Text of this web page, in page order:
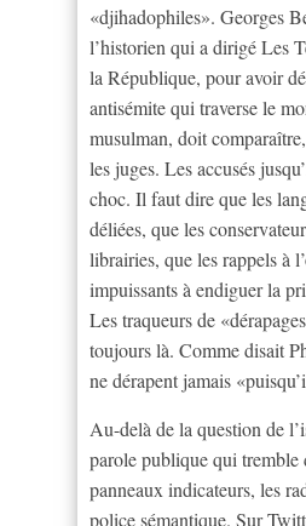
«djihadophiles». Georges
l’historien qui a dirigé Les
la République, pour avoir
antisémite qui traverse le
musulman, doit
les juges. Les accusés
choc. Il faut dire que les
déliées, que les
librairies, que les rappels à
impuissants à endiguer la
Les traqueurs de
toujours là. Comme disait
ne dérapent jamais
Au-delà de la question de
parole publique qui tremble
panneaux indicateurs, les
police sémantique. Sur